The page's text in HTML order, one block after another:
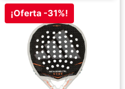
¡Oferta -31%!